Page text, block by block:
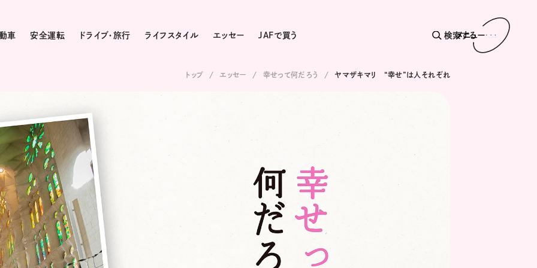
車 安全運転 ドライブ・旅行 ライフスタイル エッセー JAFで買う 検索する
メニュー
トップ エッセー 幸せって何だろう ヤマザキマリ “幸せ”は人それぞれ